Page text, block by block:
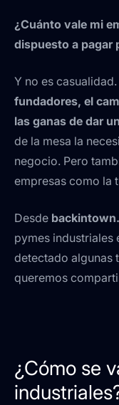
¿Cuánto vale mi
dispuesto a pagar
Y no es casualidad.
fundadores, el
las ganas de dar
de la mesa la
negocio. Pero
empresas como la
Desde
pymes industriales
detectado algunas
queremos
¿Cómo se